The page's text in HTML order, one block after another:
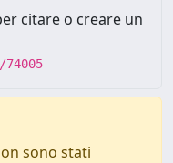
citare o creare un
sono stati